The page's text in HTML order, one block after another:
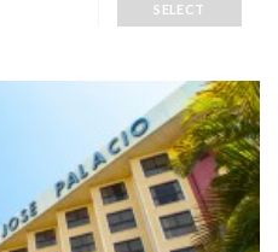
SELECT